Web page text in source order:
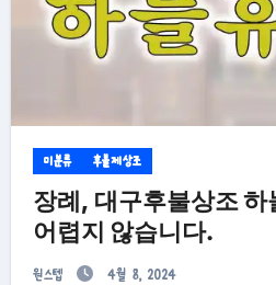
미분류 후불제상조
장례, 대구후불상조
어렵지 않습니다.
원스텝 4월 8, 2024